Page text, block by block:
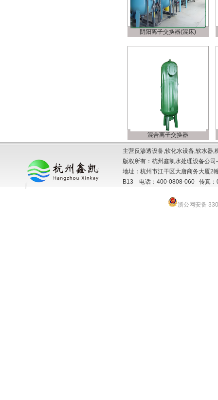
阴阳离子交换器(混床)
混合离子交换器
主营反渗透设备,软化水设备,软水器
版权所有：杭州鑫凯水处理设备公
地址：杭州市江干区大唐商务大厦2
B13 电话：400-0808-060 传真：
浙公网安备